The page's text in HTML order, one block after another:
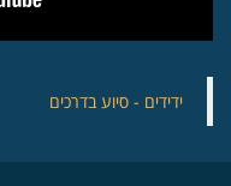
‏ידידים - סיוע בדרכים